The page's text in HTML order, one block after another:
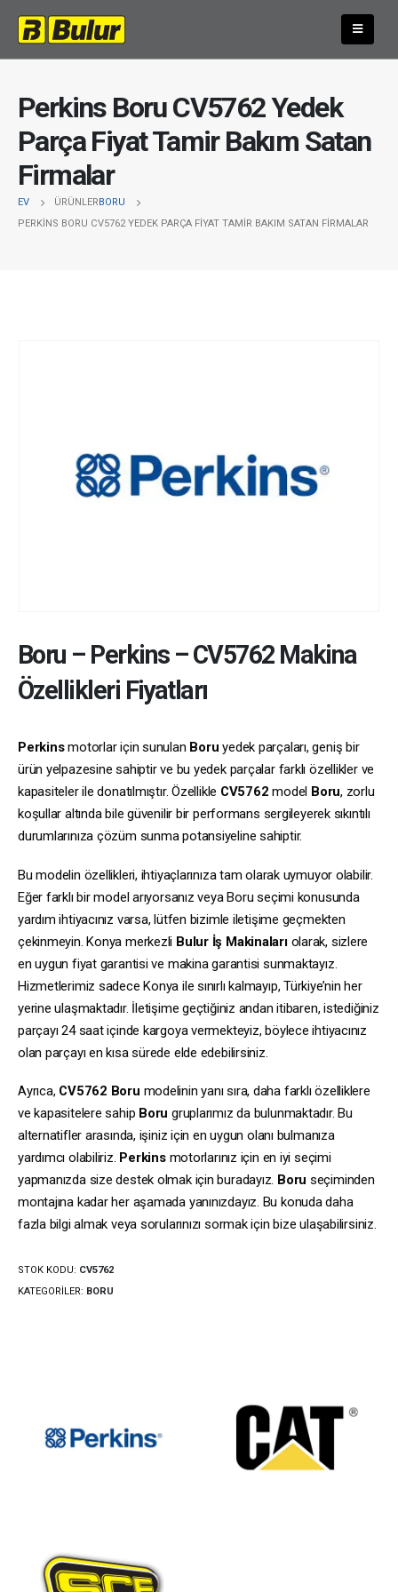
Perkins Boru CV5762 Yedek
Parça Fiyat Tamir Bakım Satan
Firmalar
EV ÜRÜNLERBORU
PERKINS BORU CV5762 YEDEK PARÇA FIYAT TAMIR BAKIM SATAN FIRMALAR
Boru – Perkins–CV5762Makina
Özellikleri Fiyatları
Perkinsmotorlar için sunulan Boru yedek parçaları, geniş bir
ürün yelpazesine sahiptir ve bu yedek parçalar farklı özellikler ve
kapasiteler ile donatılmıştır. Özellikle CV5762 model Boru, zorlu
koşullar altında bile güvenilir bir performans sergileyerek sıkıntılı
durumlarınıza çözüm sunma potansiyeline sahiptir.
Bu modelin özellikleri, ihtiyaçlarınıza tam olarak uymuyor olabilir.
Eğer farklı bir model arıyorsanız veya Boru seçimi konusunda
yardım ihtiyacınız varsa, lütfen bizimle iletişime geçmekten
çekinmeyin. Konya merkezli Bulur İş Makinalarıolarak, sizlere
en uygun fiyat garantisi ve makina garantisi sunmaktayız.
Hizmetlerimiz sadece Konya ile sınırlı kalmayıp, Türkiye’nin her
yerine ulaşmaktadır. İletişime geçtiğiniz andan itibaren, istediğiniz
parçayı 24 saat içinde kargoya vermekteyiz, böylece ihtiyacınız
olan parçayı en kısa sürede elde edebilirsiniz.
Ayrıca, CV5762 Boru modelinin yanı sıra, daha farklı özelliklere
ve kapasitelere sahip Boru gruplarımız da bulunmaktadır. Bu
alternatifler arasında, işiniz için en uygun olanı bulmanıza
yardımcı olabiliriz. Perkinsmotorlarınız için en iyi seçimi
yapmanızda size destek olmak için buradayız. Boru seçiminden
montajına kadar her aşamada yanınızdayız. Bu konuda daha
fazla bilgi almak veya sorularınızı sormak için bize ulaşabilirsiniz.
STOK KODU: CV5762
KATEGORILER: BORU